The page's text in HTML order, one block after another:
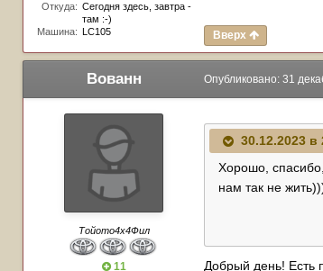
Откуда: Сегодня здесь, завтра -
там :-)
Машина: LC105 Вверх
Вованн
Тойото4х4Фил
11
Опубликовано: 31
30.12.2023 в
Хорошо,
нам так не
Добрый день! Есть